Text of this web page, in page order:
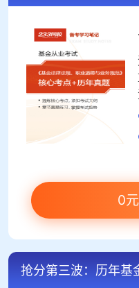
0
抢分第三波：历年基